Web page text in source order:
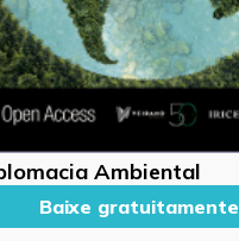
Ambiental
Baixe gratuitamente